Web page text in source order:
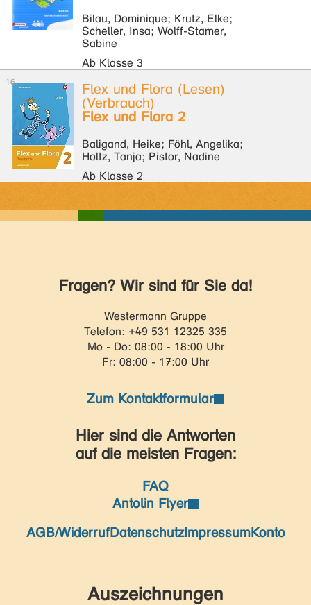
Bilau, Dominique; Krutz, Elke;
Scheller, Insa; Wolff-Stamer,
Sabine
Ab Klasse 3
Flex und Flora (Lesen)
(Verbrauch)
Flex und Flora 2
Baligand, Heike; Föhl, Angelika;
Holtz, Tanja; Pistor, Nadine
Ab Klasse 2